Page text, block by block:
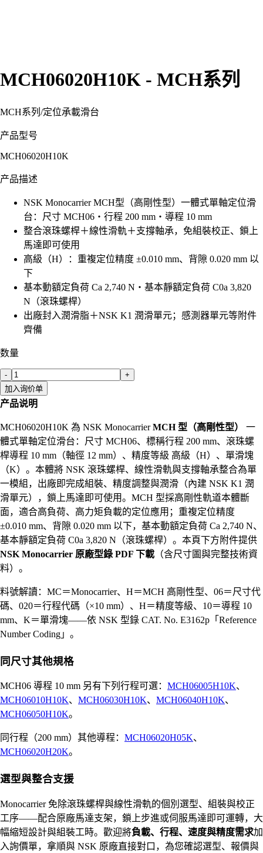
MCH06020H10K - MCH系列
MCH系列 /定位承載滑台
产品型号
MCH06020H10K
产品描述
NSK Monocarrier MCH型（高剛性型）一體式單軸定位滑
台：尺寸 MCH06・行程 200 mm・導程 10 mm
整合滾珠螺桿＋線性滑軌＋支撐軸承，免組裝校正、鎖上
馬達即可使用
高級（H）：重複定位精度 ±0.010 mm、背隙 0.020 mm 以
下
基本動額定負荷 Ca 2,740 N・基本靜額定負荷 C0a 3,820
N（滾珠螺桿）
出廠封入潤滑脂＋NSK K1 潤滑單元；感測器單元等附件
齊備
数量
-
+
加入询价单
产品说明
MCH06020H10K 為 NSK MonocarrierMCH 型（高剛性型）
一
體式單軸定位滑台：尺寸 MCH06、標稱行程 200 mm、滾珠螺
桿導程 10 mm（軸徑 12 mm）、精度等級 高級（H）、單滑塊
（K）。本體將 NSK 滾珠螺桿、線性滑軌與支撐軸承整合為單
一模組，出廠即完成組裝、精度調整與潤滑（內建 NSK K1 潤
滑單元），鎖上馬達即可使用。MCH 型採高剛性軌道本體斷
面，適合高負荷、高力矩負載的定位應用；重複定位精度
±0.010 mm、背隙 0.020 mm 以下，基本動額定負荷 Ca 2,740 N、
基本靜額定負荷 C0a 3,820 N（滾珠螺桿）。本頁下方附件提供
NSK Monocarrier 原廠型錄 PDF 下載 （含尺寸圖與完整技術資
料）。
料號解讀：MC＝Monocarrier、H＝MCH 高剛性型、06＝尺寸代
碼、020＝行程代碼（×10 mm）、H＝精度等級、10＝導程 10
mm、K＝單滑塊——依 NSK 型錄 CAT. No. E3162p「Reference
Number Coding」。
同尺寸其他規格
MCH06 導程 10 mm 另有下列行程可選： MCH06005H10K、
MCH06010H10K、 MCH06030H10K、 MCH06040H10K、
MCH06050H10K。
同行程（200 mm）其他導程： MCH06020H05K、
MCH06020H20K。
選型與整合支援
Monocarrier 免除滾珠螺桿與線性滑軌的個別選型、組裝與校正
工序——配合原廠馬達支架，鎖上步進或伺服馬達即可運轉，大
幅縮短設計與組裝工時。歡迎將負載、行程、速度與精度需求加
入詢價單，拿順與 NSK 原廠直接對口，為您確認選型、報價與